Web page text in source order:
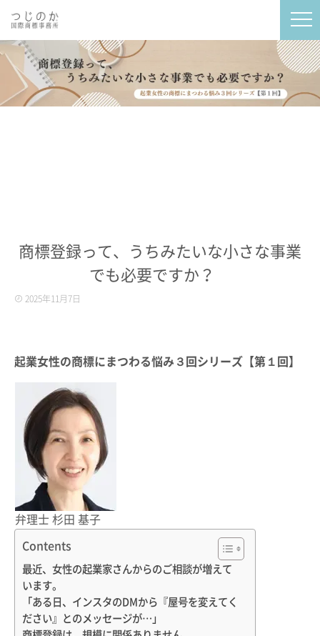
商標登録って、うちみたいな小さな事業
でも必要ですか？
2025年11月7日
起業女性の商標にまつわる悩み３回シリーズ【第１回】
弁理士 杉田 基子
Contents
最近、女性の起業家さんからのご相談が増えて
います。
「ある日、インスタのDMから『屋号を変えてく
ださい』とのメッセージが…」